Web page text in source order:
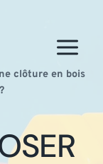
clôture en bois